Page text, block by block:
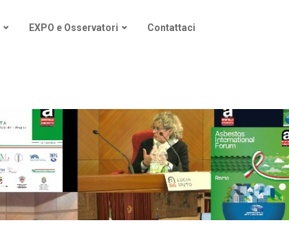
EXPO e Osservatori Contattaci